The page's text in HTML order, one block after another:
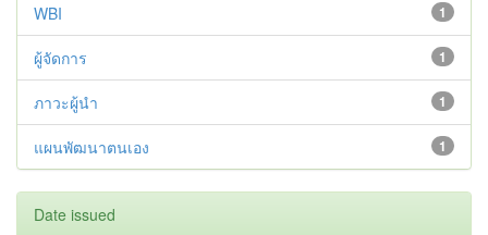
1
WBI
1
ผู้จัดการ
1
ภาวะผู้นำ
1
แผนพัฒนาตนเอง
Date issued